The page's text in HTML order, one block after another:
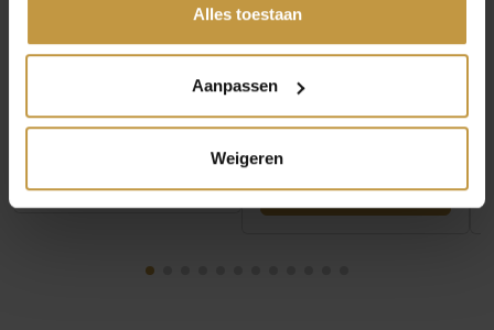
Alles toestaan
Aanpassen
Weigeren
BUDDHA TO BUDDHA
RING 454 BEN XS
Direct leverbaar, 1
werkdag
BUDDHA TO BUDDHA
RING 454 BEN XS
SNAKE 17MM
Direct leverbaar, 1
werkdag